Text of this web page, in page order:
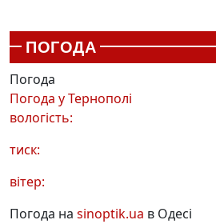
ПОГОДА
Погода
Погода уТернополі
вологість:
тиск:
вітер:
Погода на sinoptik.ua в Одесі